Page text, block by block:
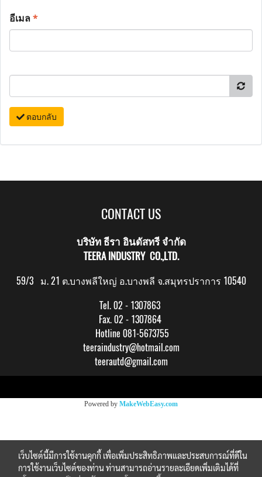
อีเมล*
ตอบกลับ
CONTACT US
บริษัท ธีรา อินดัสทรี จำกัด
TEERA INDUSTRY CO.,LTD.
59/3 ม. 21 ต.บางพลีใหญ่ อ.บางพลี จ.สมุทรปราการ 10540
Tel. 02 - 1307863
Fax. 02 - 1307864
Hotline 081-5673755
teeraindustry@hotmail.com
teerautd@gmail.com
Powered by MakeWebEasy.com
เว็บไซต์นี้มีการใช้งานคุกกี้ เพื่อเพิ่มประสิทธิภาพและประสบการณ์ที่ดีใน
การใช้งานเว็บไซต์ของท่าน ท่านสามารถอ่านรายละเอียดเพิ่มเติมได้ที่